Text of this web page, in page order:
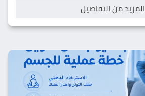
المزيد من التفاصيل